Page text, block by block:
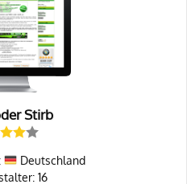
Stirb
Deutschland
16